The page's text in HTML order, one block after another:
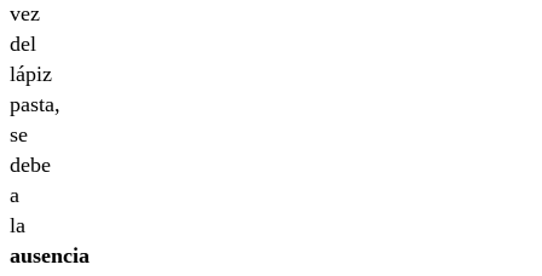
vez
del
lápiz
pasta,
se
debe
a
la
ausencia